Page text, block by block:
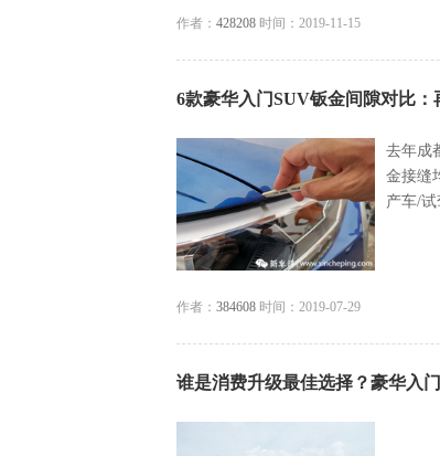
作者： 428208 时间：2019-11-15
6款豪华入门SUV钣金间隙对比：
去年成
金接缝
产车/
作者： 384608 时间：2019-07-29
谁是消费升级最佳选择？豪华入